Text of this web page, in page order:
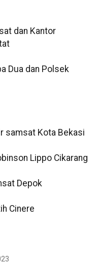
dan Kantor
Dua dan Polsek
samsat Kota Bekasi
Lippo Cikarang
Depok
Cinere